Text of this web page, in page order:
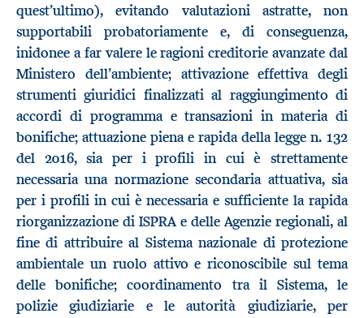
quest’ultimo), evitando valutazioni astratte, non
supportabili probatoriamente e, di conseguenza,
inidonee a far valere le ragioni creditorie avanzate dal
Ministero dell’ambiente; attivazione effettiva degli
strumenti giuridici finalizzati al raggiungimento di
accordi di programma e transazioni in materia di
bonifiche; attuazione piena e rapida della legge n. 132
del 2016, sia per i profili in cui è strettamente
necessaria una normazione secondaria attuativa, sia
per i profili in cui è necessaria e sufficiente la rapida
riorganizzazione di ISPRA e delle Agenzie regionali, al
fine di attribuire al Sistema nazionale di protezione
ambientale un ruolo attivo e riconoscibile sul tema
delle bonifiche; coordinamento tra il Sistema, le
polizie giudiziarie e le autorità giudiziarie, per